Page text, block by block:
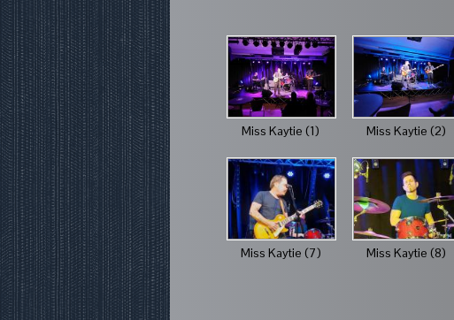
Miss Kaytie (1) Miss Kaytie (2)
Miss Kaytie (7) Miss Kaytie (8)